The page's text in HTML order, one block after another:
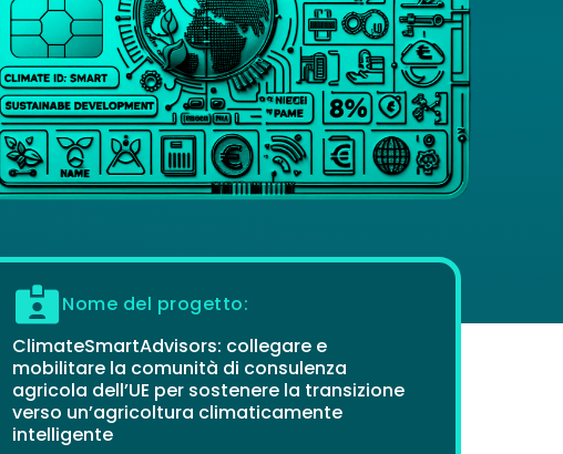
Nome del progetto:
ClimateSmartAdvisors: collegare e
mobilitare la comunità di consulenza
agricola dell’UE per sostenere la transizione
verso un’agricoltura climaticamente
intelligente